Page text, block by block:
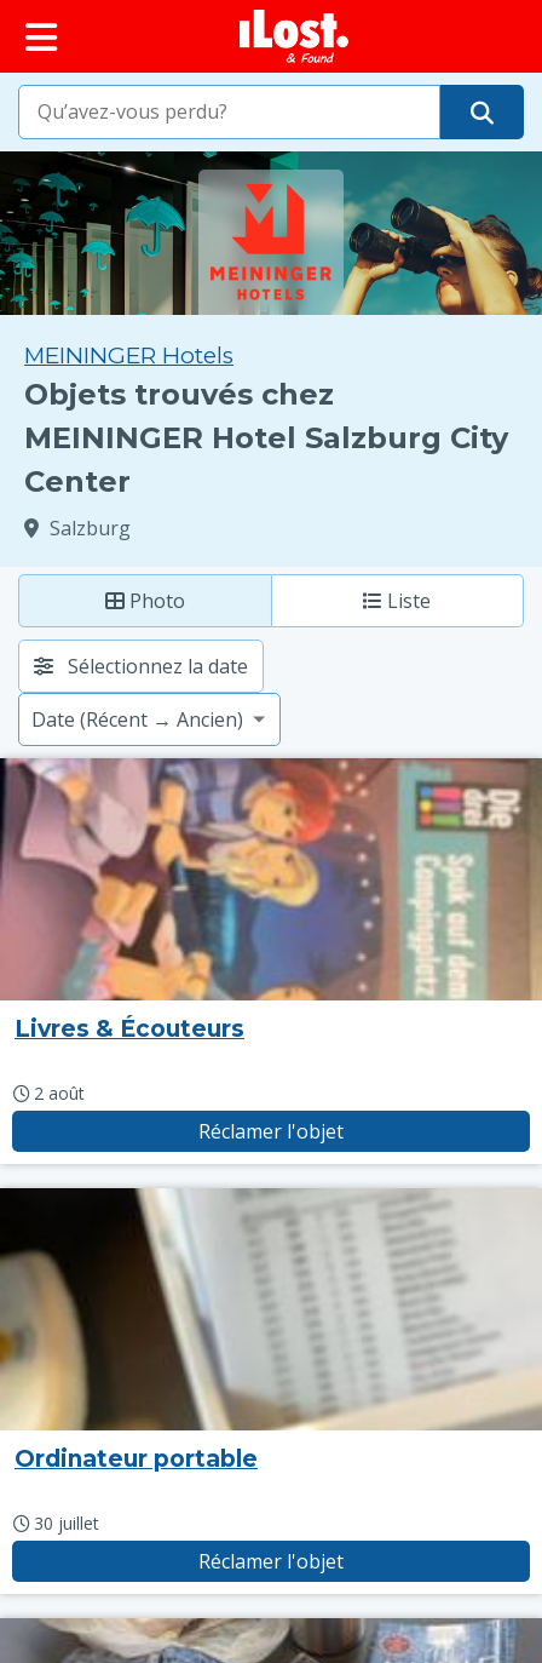
principal
MEININGER Hotels
Objets trouvés chez
MEININGER Hotel Salzburg City
Center
Salzburg
Photo Liste
Sélectionnez la date
Livres & Écouteurs
2 août
Réclamer l'objet
Ordinateur portable
30 juillet
Réclamer l'objet